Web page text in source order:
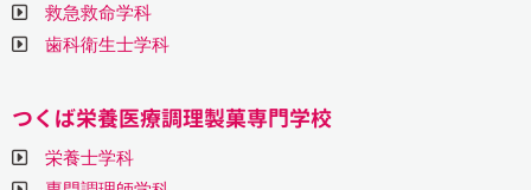
救急救命学科
歯科衛生士学科
つくば栄養医療調理製菓専門学校
栄養士学科